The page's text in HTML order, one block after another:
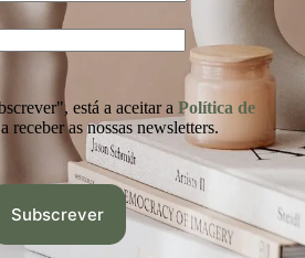
está a aceitar a Política de
receber as nossas newsletters.